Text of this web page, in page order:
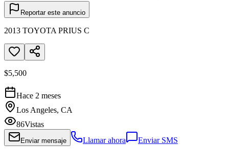
Reportar este anuncio
2013 TOYOTA PRIUS C
$5,500
Hace 2 meses
Los Angeles, CA
86Vistas
Enviar mensaje Llamar ahora Enviar SMS